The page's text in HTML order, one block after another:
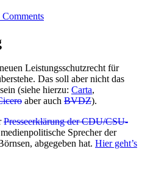
Comments
Leistungsschutzrecht für
Das soll aber nicht das
(siehe hierzu: Carta,
aber auch BVDZ).
Presseerklärung der CDU/CSU-
Sprecher der
abgegeben hat. Hier geht’s